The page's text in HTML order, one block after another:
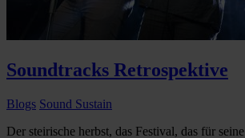
Soundtracks Retrospektive
Blogs Sound Sustain
Der steirische herbst, das Festival, das für seine